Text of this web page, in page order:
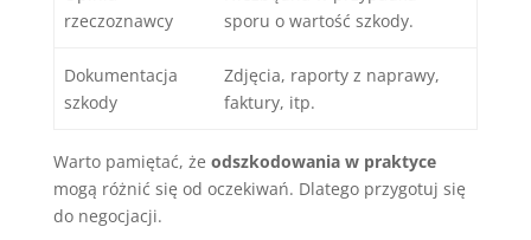
rzeczoznawcy
sporu o wartość szkody.
Dokumentacja
szkody
Zdjęcia, raporty z naprawy,
faktury, itp.
Warto pamiętać, że odszkodowania w praktyce
mogą różnić się od oczekiwań. Dlatego przygotuj się
do negocjacji.